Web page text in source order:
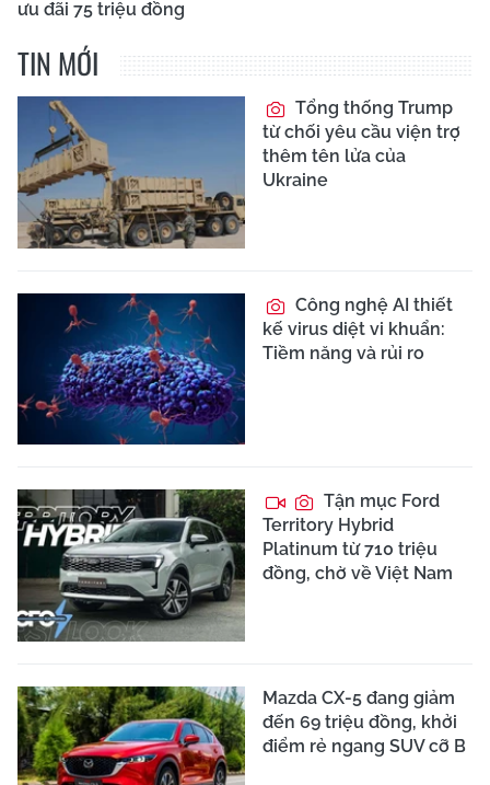
ưu đãi 75 triệu đồng
TIN MỚI
Tổng thống Trump
từ chối yêu cầu viện trợ
thêm tên lửa của
Ukraine
Công nghệ AI thiết
kế virus diệt vi khuẩn:
Tiềm năng và rủi ro
Tận mục Ford
Territory Hybrid
Platinum từ 710 triệu
đồng, chờ về Việt Nam
Mazda CX-5 đang giảm
đến 69 triệu đồng, khởi
điểm rẻ ngang SUV cỡ B